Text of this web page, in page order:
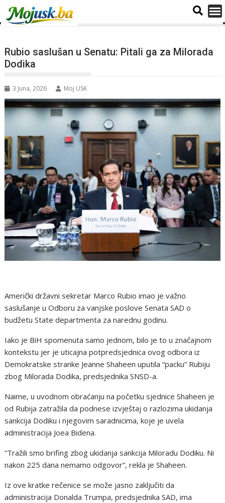
Rubio saslušan u Senatu: Pitali ga za Milorada
Dodika
3 Juna, 2026 Moj USK
Američki državni sekretar Marco Rubio imao je važno
saslušanje u Odboru za vanjske poslove Senata SAD o
budžetu State departmenta za narednu godinu.
Iako je BiH spomenuta samo jednom, bilo je to u značajnom
kontekstu jer je uticajna potpredsjednica ovog odbora iz
Demokratske stranke Jeanne Shaheen uputila “packu” Rubiju
zbog Milorada Dodika, predsjednika SNSD-a.
Naime, u uvodnom obraćanju na početku sjednice Shaheen je
od Rubija zatražila da podnese izvještaj o razlozima ukidanja
sankcija Dodiku i njegovim saradnicima, koje je uvela
administracija Joea Bidena.
“Tražili smo brifing zbog ukidanja sankcija Miloradu Dodiku. Ni
nakon 225 dana nemamo odgovor”, rekla je Shaheen.
Iz ove kratke rečenice se može jasno zaključiti da
administracija Donalda Trumpa, predsjednika SAD, ima